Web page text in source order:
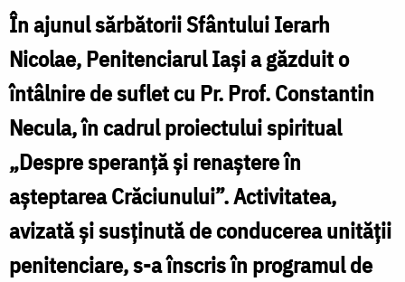
în
așteptarea
Crăciunului”
–
Părintele
Constantin
Necula,
dialog
al
În ajunul sărbătorii Sfântului Ierarh
Nicolae, Penitenciarul Iași a găzduit o
întâlnire de suflet cu Pr. Prof. Constantin
Necula, în cadrul proiectului spiritual
„Despre speranță și renaștere în
așteptarea Crăciunului”. Activitatea,
avizată și susținută de conducerea unității
penitenciare, s-a înscris în programul de